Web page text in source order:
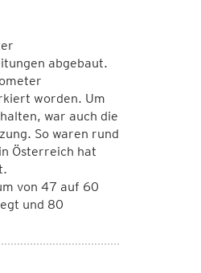
abgebaut.
worden. Um
war auch die
So waren rund
Österreich hat
von 47 auf 60
und 80